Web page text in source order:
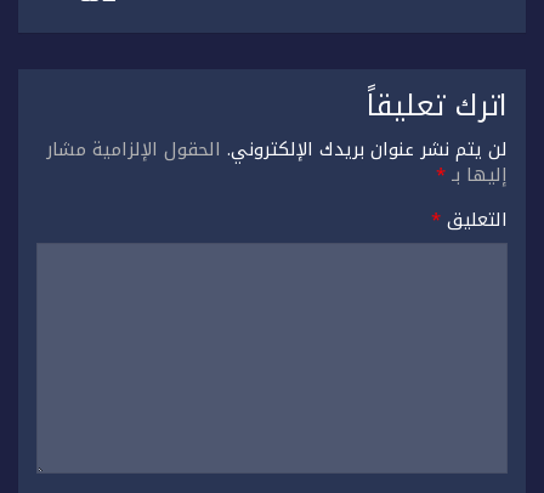
اترك تعليقاً
لن يتم نشر عنوان بريدك الإلكتروني. الحقول الإلزامية مشار
إليها بـ*
التعليق*